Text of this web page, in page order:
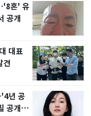
혼' 유
공개
대표
견
년 공
공개